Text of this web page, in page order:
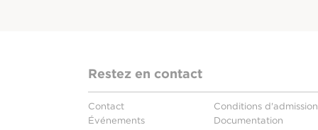
Restez en contact
Contact
Événements
Conditions d'admission
Documentation